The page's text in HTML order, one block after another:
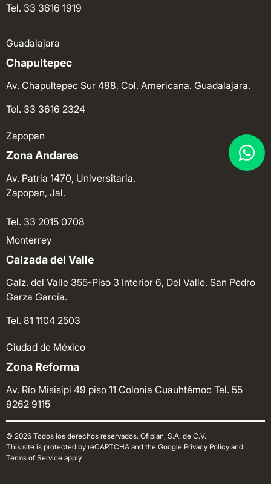
Tel. 33 3616 1919
Guadalajara
Chapultepec
Av. Chapultepec Sur 488, Col. Americana. Guadalajara.
Tel. 33 3616 2324
Zapopan
Zona Andares
Av. Patria 1470, Universitaria.
Zapopan, Jal.
Tel. 33 2015 0708
Monterrey
Calzada del Valle
Calz. del Valle 355-Piso 3 Interior 6, Del Valle. San Pedro
Garza García.
Tel. 81 1104 2503
Ciudad de México
Zona Reforma
Av. Río Misisipi 49 piso 11 Colonia Cuauhtémoc Tel. 55
9262 9115
© 2026 Todos los derechos reservados. Ofiplan, S.A. de C.V.
This site is protected by reCAPTCHA and the Google Privacy Policy and
Terms of Service apply.